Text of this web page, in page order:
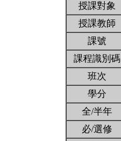
授課對象
授課教師
課號
課程識別碼
班次
學分
全/半年
必/選修